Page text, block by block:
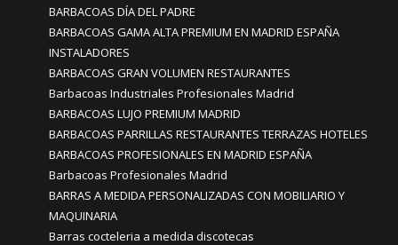
BARBACOAS DÍA DEL PADRE
BARBACOAS GAMA ALTA PREMIUM EN MADRID ESPAÑA
INSTALADORES
BARBACOAS GRAN VOLUMEN RESTAURANTES
Barbacoas Industriales Profesionales Madrid
BARBACOAS LUJO PREMIUM MADRID
BARBACOAS PARRILLAS RESTAURANTES TERRAZAS HOTELES
BARBACOAS PROFESIONALES EN MADRID ESPAÑA
Barbacoas Profesionales Madrid
BARRAS A MEDIDA PERSONALIZADAS CON MOBILIARIO Y
MAQUINARIA
Barras cocteleria a medida discotecas